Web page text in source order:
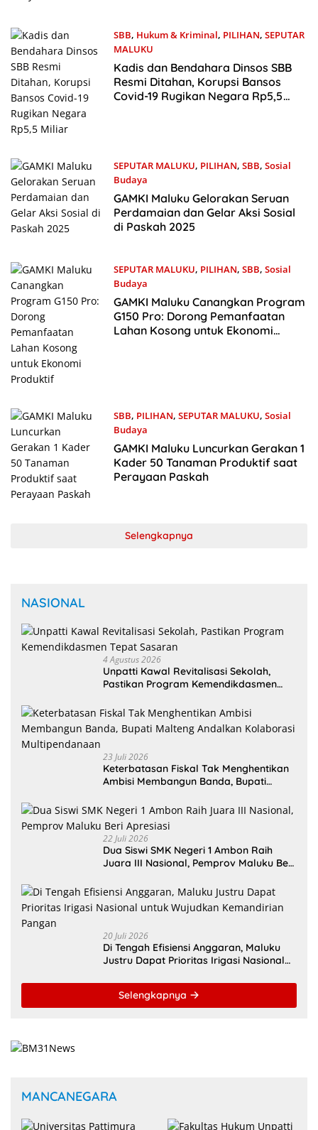
SBB, Hukum & Kriminal, PILIHAN, SEPUTAR
MALUKU
3 Mei 2025
Kadis dan Bendahara Dinsos SBB
Resmi Ditahan, Korupsi Bansos
Covid-19 Rugikan Negara Rp5,5
SEPUTAR MALUKU, PILIHAN, SBB, Sosial
Budaya
28 April 2025
GAMKI Maluku Gelorakan Seruan
Perdamaian dan Gelar Aksi Sosial
di Paskah 2025
SEPUTAR MALUKU, PILIHAN, SBB, Sosial
Budaya
27 April 2025
GAMKI Maluku Canangkan Program
G150 Pro: Dorong Pemanfaatan
Lahan Kosong untuk Ekonomi
SBB, PILIHAN, SEPUTAR MALUKU, Sosial
Budaya
26 April 2025
GAMKI Maluku Luncurkan Gerakan 1
Kader 50 Tanaman Produktif saat
Perayaan Paskah
Selengkapnya
NASIONAL
4 Agustus 2026
Unpatti Kawal Revitalisasi Sekolah,
Pastikan Program Kemendikdasmen
23 Juli 2026
Keterbatasan Fiskal Tak Menghentikan
Ambisi Membangun Banda, Bupati
Multipendanaan
22 Juli 2026
Dua Siswi SMK Negeri 1 Ambon Raih
Juara III Nasional, Pemprov Maluku Beri
20 Juli 2026
Di Tengah Efisiensi Anggaran, Maluku
Justru Dapat Prioritas Irigasi Nasional
Selengkapnya
MANCANEGARA